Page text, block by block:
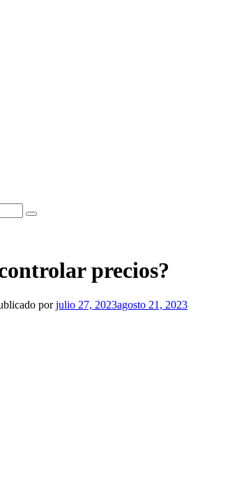
precios?
porjulio 27, 2023agosto 21, 2023